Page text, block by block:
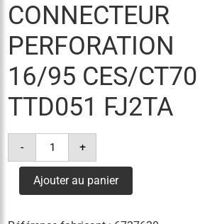
CONNECTEUR
PERFORATION
16/95 CES/CT70
TTD051 FJ2TA
-
quantité
connecteur
16/95
ces/ct70
+
Ajouter au panier